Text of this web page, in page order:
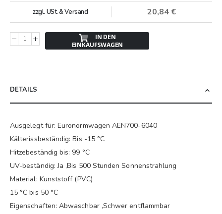
20,84 €
zzgl. USt. & Versand
IN DEN
EINKAUFSWAGEN
DETAILS
Ausgelegt für: Euronormwagen AEN700-6040
Kälterissbeständig: Bis -15 °C
Hitzebeständig bis: 99 °C
UV-beständig: Ja ,Bis 500 Stunden Sonnenstrahlung
Material: Kunststoff (PVC)
15 °C bis 50 °C
Eigenschaften: Abwaschbar ,Schwer entflammbar